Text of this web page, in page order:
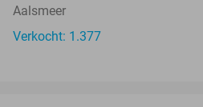
Aalsmeer
Verkocht: 1.377